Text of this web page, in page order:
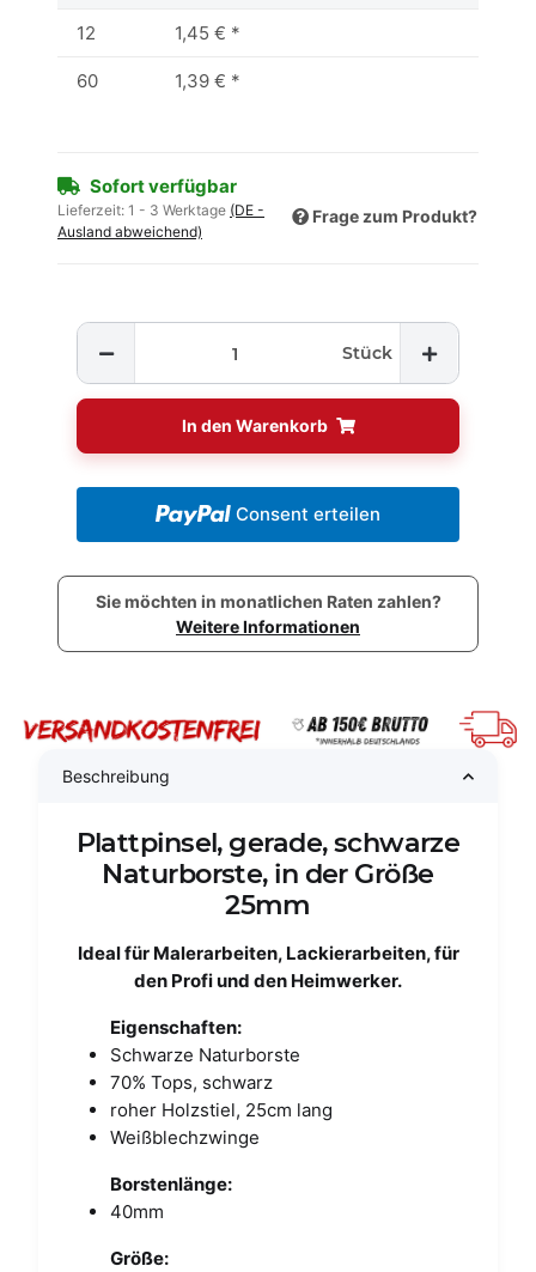
12 1,45 € *
60 1,39 € *
Sofort verfügbar
Lieferzeit: 1 - 3 Werktage (DE -
Ausland abweichend)
Frage zum Produkt?
Stück
In den Warenkorb
Consent erteilen
Sie möchten in monatlichen Raten zahlen?
Weitere Informationen
Beschreibung
Plattpinsel, gerade, schwarze
Naturborste, in der Größe
25mm
Ideal für Malerarbeiten, Lackierarbeiten, für
den Profi und den Heimwerker.
Eigenschaften:
Schwarze Naturborste
70% Tops, schwarz
roher Holzstiel, 25cm lang
Weißblechzwinge
Borstenlänge:
40mm
Größe: